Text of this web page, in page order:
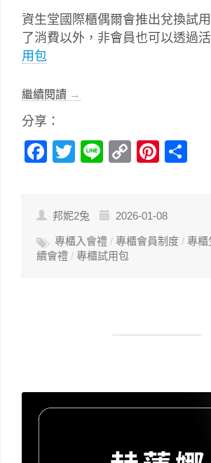
資生堂國際櫃偶爾會推出兌換試
了消費以外，非會員也可以透過
用包
繼續閱讀 →
分享：
Facebook
Twitter
LineCopy
邦妮2兔 2026-01-08
專櫃入會禮 / 專櫃會員制度 / 專櫃
續會禮 / 專櫃試用包